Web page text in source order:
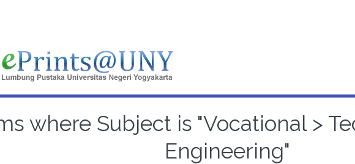
where Subject is "Vocational >
Engineering"